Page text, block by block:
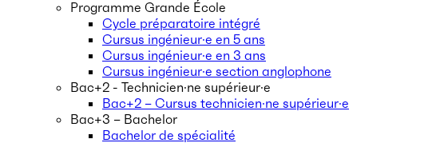
Programme Grande École
Cycle préparatoire intégré
Cursus ingénieur·e en 5 ans
Cursus ingénieur·e en 3 ans
Cursus ingénieur·e section anglophone
Bac+2 - Technicien·ne supérieur·e
Bac+2 – Cursus technicien·ne supérieur·e
Bac+3 – Bachelor
Bachelor de spécialité